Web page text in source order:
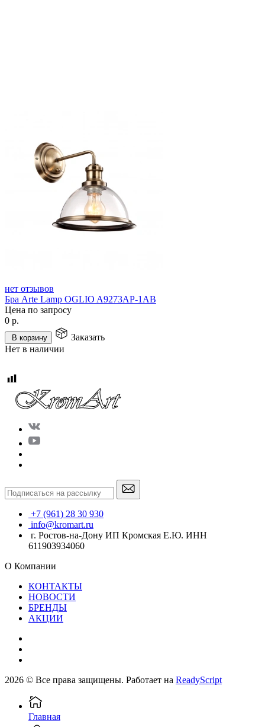
нет отзывов
Бра Arte Lamp OGLIO A9273AP-1AB
Цена по запросу
0 р.
В корзину
Заказать
Нет в наличии
+7 (961) 28 30 930
info@kromart.ru
г. Ростов-на-Дону ИП Кромская Е.Ю. ИНН
611903934060
О Компании
КОНТАКТЫ
НОВОСТИ
БРЕНДЫ
АКЦИИ
2026 © Все права защищены. Работает на ReadyScript
Главная